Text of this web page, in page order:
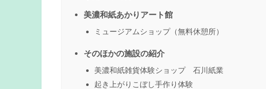
美濃和紙あかりアート館
ミュージアムショップ（無料休憩所）
そのほかの施設の紹介
美濃和紙雑貨体験ショップ 石川紙業
起き上がりこぼし手作り体験